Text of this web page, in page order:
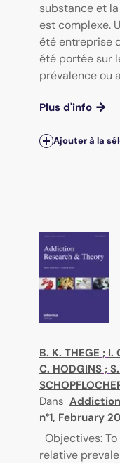
substance et
est complexe.
été entreprise
été portée sur
prévalence ou
Plus d'info
Ajouter à la
B. K. THEGE ; I.
C. HODGINS ;
Dans Addiction
n°1, February
Objectives:
relative